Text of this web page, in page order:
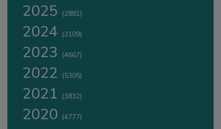
2025 (2881)
2024 (3109)
2023 (4667)
2022 (5305)
2021 (3832)
2020 (4777)